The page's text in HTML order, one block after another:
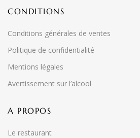
CONDITIONS
Conditions générales de ventes
Politique de confidentialité
Mentions légales
Avertissement sur l’alcool
A PROPOS
Le restaurant